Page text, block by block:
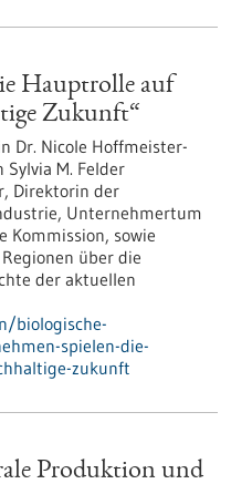
Hauptrolle auf
Zukunft“
Dr. Nicole Hoffmeister-
M. Felder
Direktorin der
Unternehmertum
Kommission, sowie
über die
der aktuellen
biologische-
spielen-die-
zukunft
Produktion und